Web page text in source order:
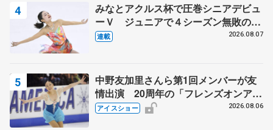
みなとアクルス杯で圧巻シニアデビュ
ーＶ ジュニアで４シーズン無敗の島
田麻央
連載 2026.08.07
中野友加里さんら第1回メンバーが友
情出演 20周年の「フレンズオンアイ
ス」 宮本賢二さん、有川梨絵さん、
アイスショー 2026.08.06